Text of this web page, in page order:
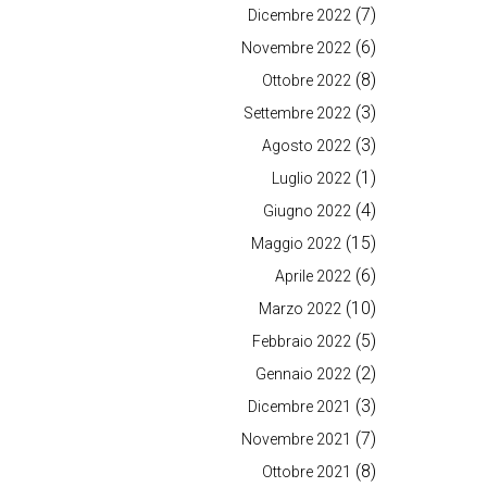
Dicembre 2022 (7)
Novembre 2022 (6)
Ottobre 2022 (8)
Settembre 2022 (3)
Agosto 2022 (3)
Luglio 2022 (1)
Giugno 2022 (4)
Maggio 2022 (15)
Aprile 2022 (6)
Marzo 2022 (10)
Febbraio 2022 (5)
Gennaio 2022 (2)
Dicembre 2021 (3)
Novembre 2021 (7)
Ottobre 2021 (8)